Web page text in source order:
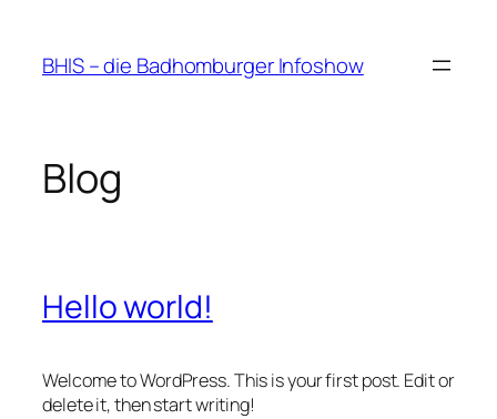
springen
BHIS – die Badhomburger Infoshow
Blog
Hello world!
Welcome to WordPress. This is your first post. Edit or
delete it, then start writing!